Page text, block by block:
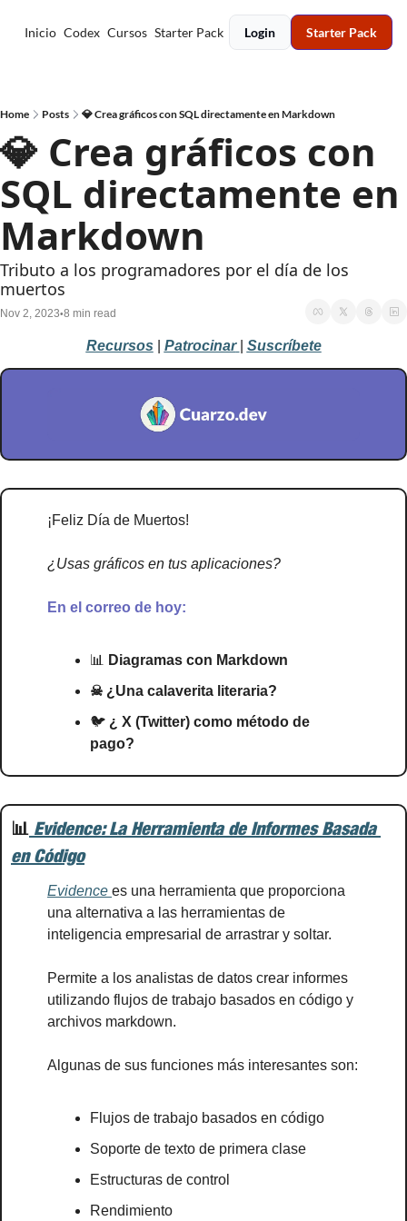
Inicio Codex Cursos Starter Pack Login Starter Pack
Home Posts 💎 Crea gráficos con SQL directamente en Markdown
💎 Crea gráficos con
SQL directamente en
Markdown
Tributo a los programadores por el día de los
muertos
Nov 2, 2023•8 min read
Recursos Patrocinar Suscríbete
¡Feliz Día de Muertos!
¿Usas gráficos en tus aplicaciones?
En el correo de hoy:
📊
Diagramas con Markdown
☠ ¿Una calaverita literaria?
🐦 ¿ X (Twitter) como método de
pago?
📊 Evidence: La Herramienta de Informes Basada
en Código
Evidence es una herramienta que proporciona
una alternativa a las herramientas de
inteligencia empresarial de arrastrar y soltar.
Permite a los analistas de datos crear informes
utilizando flujos de trabajo basados en código y
archivos markdown.
Algunas de sus funciones más interesantes son:
Flujos de trabajo basados en código
Soporte de texto de primera clase
Estructuras de control
Rendimiento